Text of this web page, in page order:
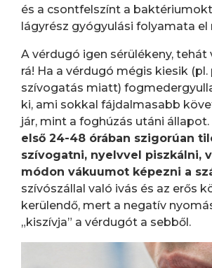
és a csontfelszínt a
lágyrész gyógyulási folyamata el
A vérdugó igen sérülékeny, tehát
rá! Ha a vérdugó mégis kiesik
szívogatás miatt)
ki, ami sokkal fájdalmasabb
jár, mint a foghúzás utáni
első 24-48 órában szigorúan
szívogatni, nyelvvel piszkálni,
módon vákuumot képezni a
szívószállal való ivás és az erős
kerülendő, mert a negatív
„kiszívja” a vérdugót a sebből.